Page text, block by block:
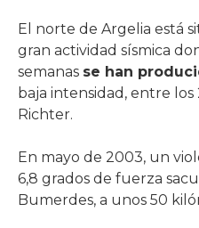
El norte de Argelia está
gran actividad sísmica
semanas se han
baja intensidad, entre los
Richter.
En mayo de 2003, un
6,8 grados de fuerza
Bumerdes, a unos 50